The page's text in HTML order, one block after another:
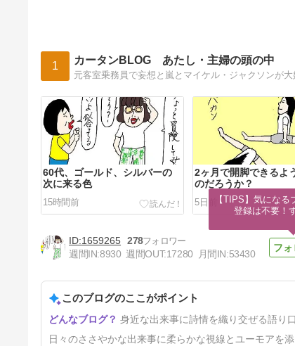
1 カータンBLOG あたし・主婦の頭の中
60代、ゴールド、シルバーの
次に来る色
15時間前
2ヶ月で開脚できるよ
のだろうか？
5日前
IQの高いコバエに勝った方法
8日前
1659265 278
週間IN:8930 週間OUT:17280 月間IN:53430
このブログのここがポイント
身近な出来事に詩情を織り交ぜる語り口
日々のささやかな出来事に柔らかな視線とユーモアを
【TIPS】気になる
登録は不要！